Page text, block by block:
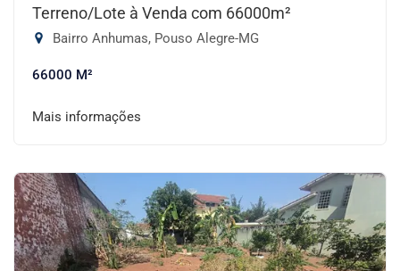
Terreno/Lote à Venda com 66000m²
Bairro Anhumas, Pouso Alegre-MG
66000 M²
Mais informações